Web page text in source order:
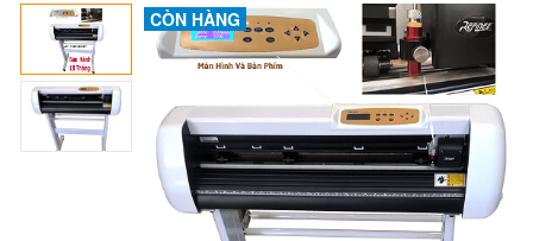
CÒN HÀNG